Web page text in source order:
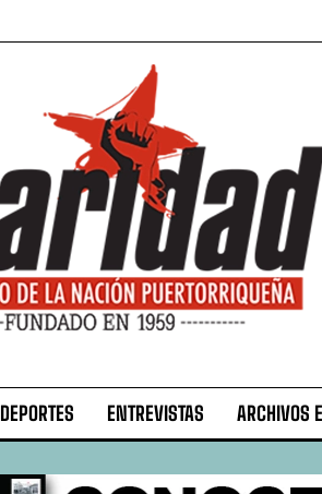
DEPORTES ENTREVISTAS ARCHIVOS